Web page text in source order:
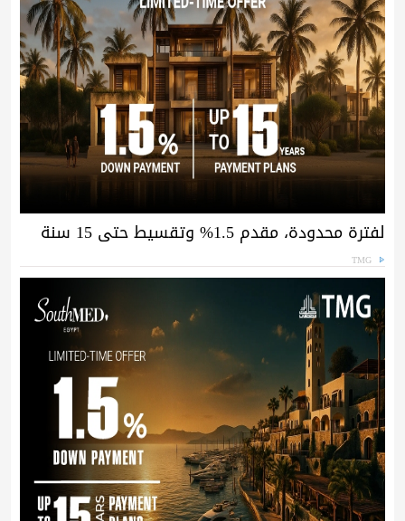
لفترة محدودة، مقدم 1.5% وتقسيط حتى 15 سنة
TMG